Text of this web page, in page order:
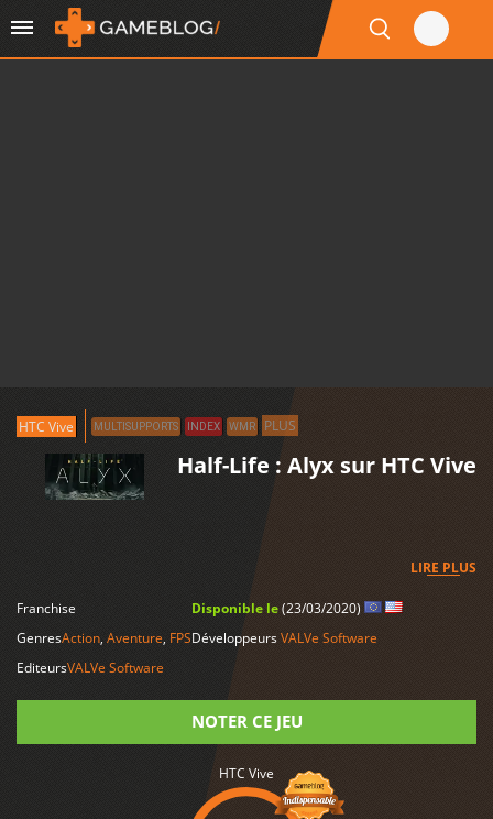
HTC Vive MULTISUPPORTS INDEX WMR PLUS
Half-Life : Alyx sur HTC Vive
LIRE PLUS
Franchise
GenresAction, Aventure, FPS
EditeursVALVe Software
Disponible le(23/03/2020)
DéveloppeursVALVe Software
NOTER CE JEU
HTC Vive